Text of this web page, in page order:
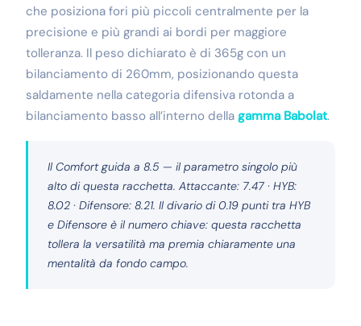
che posiziona fori più piccoli centralmente per la
precisione e più grandi ai bordi per maggiore
tolleranza. Il peso dichiarato è di 365g con un
bilanciamento di 260mm, posizionando questa
saldamente nella categoria difensiva rotonda a
bilanciamento basso all’interno della gamma Babolat.
Il Comfort guida a 8.5 — il parametro singolo più
alto di questa racchetta. Attaccante: 7.47 · HYB:
8.02 · Difensore: 8.21. Il divario di 0.19 punti tra HYB
e Difensore è il numero chiave: questa racchetta
tollera la versatilità ma premia chiaramente una
mentalità da fondo campo.